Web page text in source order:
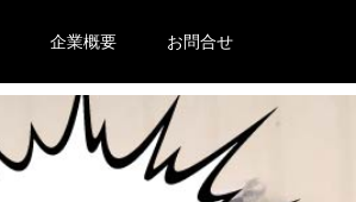
企業概要 お問合せ